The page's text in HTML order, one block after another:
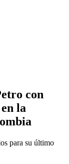
con
la
para su último